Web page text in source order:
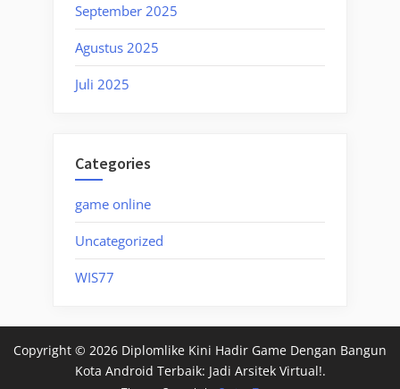
September 2025
Agustus 2025
Juli 2025
Categories
game online
Uncategorized
WIS77
Copyright © 2026 Diplomlike Kini Hadir Game Dengan Bangun
Kota Android Terbaik: Jadi Arsitek Virtual!.